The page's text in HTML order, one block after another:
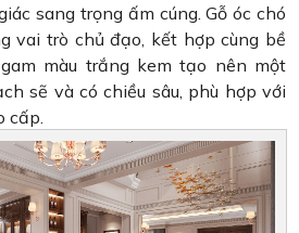
sang trọng ấm cúng. Gỗ óc chó
vai trò chủ đạo, kết hợp cùng bề
màu trắng kem tạo nên một
sẽ và có chiều sâu, phù hợp với
cấp.